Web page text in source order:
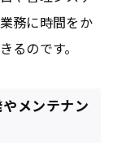
務に時間をか
るのです。
メンテナン